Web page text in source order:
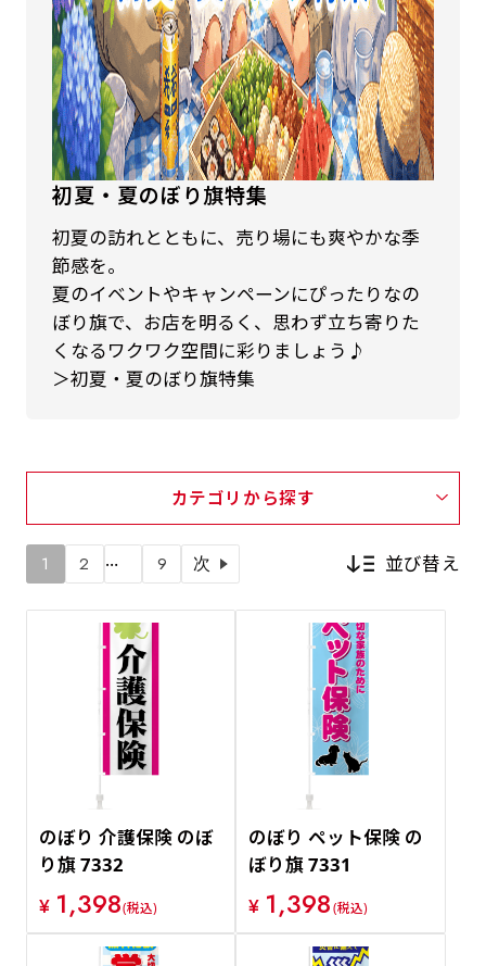
初夏・夏のぼり旗特集
初夏の訪れとともに、売り場にも爽やかな季
節感を。
夏のイベントやキャンペーンにぴったりなの
ぼり旗で、お店を明るく、思わず立ち寄りた
くなるワクワク空間に彩りましょう♪
＞初夏・夏のぼり旗特集
カテゴリから探す
1 2 … 9 次 並び替え
新着順
価格が安い順
価格が高い順
のぼり 介護保険 のぼ
り旗 7332
¥ 1,398(税込)
のぼり ペット保険 の
ぼり旗 7331
¥ 1,398(税込)